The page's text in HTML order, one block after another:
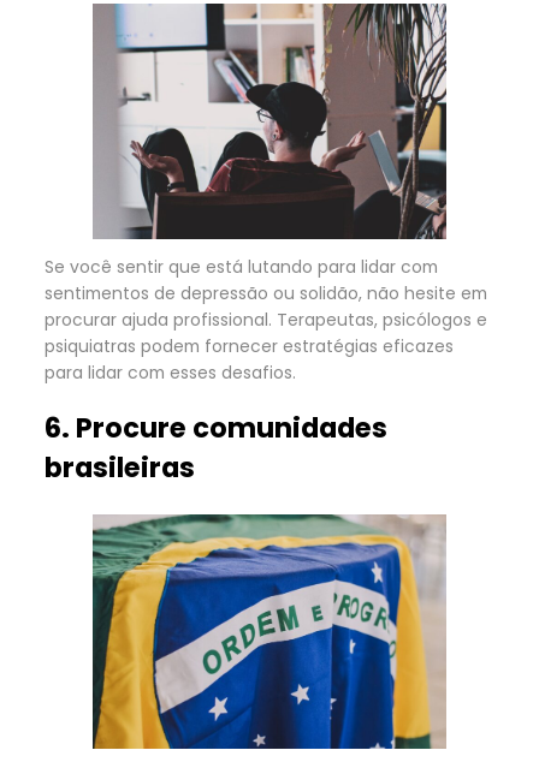
Se você sentir que está lutando para lidar com
sentimentos de depressão ou solidão, não hesite em
procurar ajuda profissional. Terapeutas, psicólogos e
psiquiatras podem fornecer estratégias eficazes
para lidar com esses desafios.
6. Procure comunidades
brasileiras